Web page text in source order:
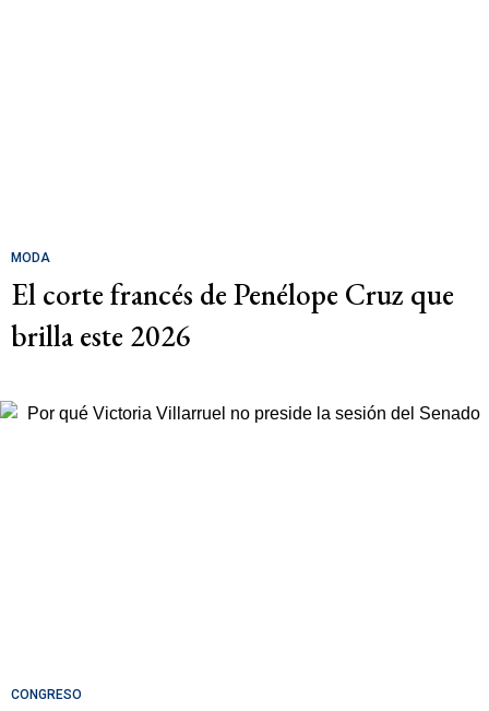
MODA
El corte francés de Penélope Cruz que
brilla este 2026
CONGRESO